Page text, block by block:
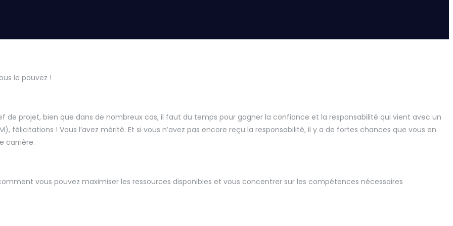
le pouvez !
projet, bien que dans de nombreux cas, il faut du temps pour gagner la confiance et la responsabilité qui vient avec un
félicitations ! Vous l’avez mérité. Et si vous n’avez pas encore reçu la responsabilité, il y a de fortes chances que vous en
carrière.
vous pouvez maximiser les ressources disponibles et vous concentrer sur les compétences nécessaires